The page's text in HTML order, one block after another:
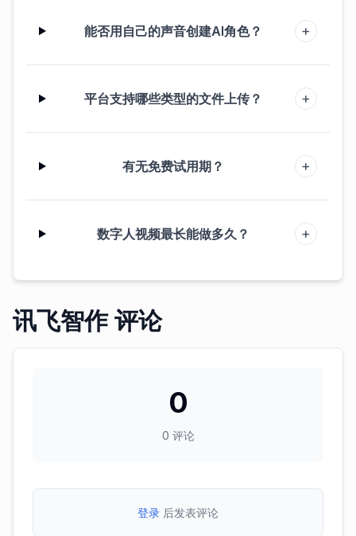
能否用自己的声音创建AI角色？ +
平台支持哪些类型的文件上传？ +
有无免费试用期？ +
数字人视频最长能做多久？ +
讯飞智作 评论
0
0 评论
登录 后发表评论